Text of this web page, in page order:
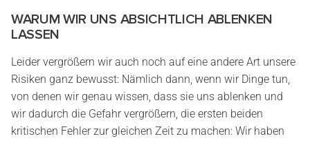
WARUM WIR UNS ABSICHTLICH ABLENKEN
LASSEN
Leider vergrößern wir auch noch auf eine andere Art unsere
Risiken ganz bewusst: Nämlich dann, wenn wir Dinge tun,
von denen wir genau wissen, dass sie uns ablenken und
wir dadurch die Gefahr vergrößern, die ersten beiden
kritischen Fehler zur gleichen Zeit zu machen: Wir haben